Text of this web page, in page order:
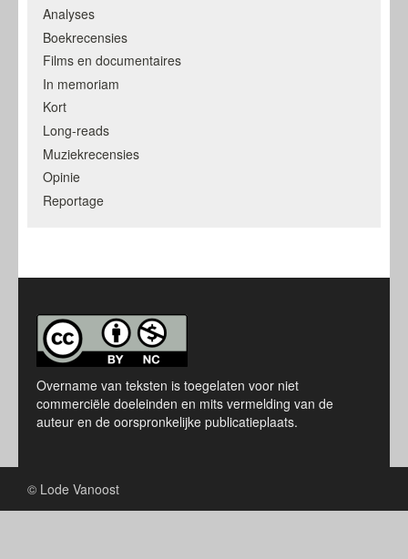
Analyses
Boekrecensies
Films en documentaires
In memoriam
Kort
Long-reads
Muziekrecensies
Opinie
Reportage
Overname van teksten is toegelaten voor niet
commerciële doeleinden en mits vermelding van de
auteur en de oorspronkelijke publicatieplaats.
© Lode Vanoost